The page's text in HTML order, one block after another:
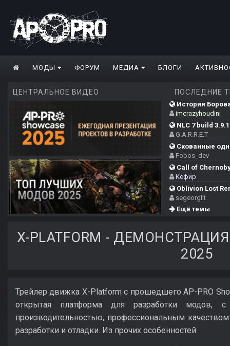
МОДЫ ФОРУМ МЕДИА БЛОГИ
ЦЕНТРАЛЬНОЕ ВИДЕО ПОСЛЕДНИЕ
История
imcrazyhoudini
NLC 7 build 3.9.1
G.A.R.R.E.T
Скованные
Fobos_dev
Call of
Кефир
Oblivion Lost
segeorglit
Ещё темы
X-PLATFORM - ДЕМОНСТРАЦИЯ
2025
Трейлер движка X-Platform с прошедшего AP-PRO
открытая платформа для разработки модов,
производительностью, профессиональным
разработки и отладки. Из прочих особенностей: